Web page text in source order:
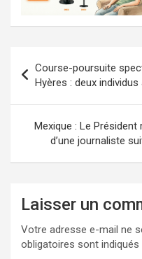
de
l’article
Course-poursuite
Hyères : deux
Mexique : Le
d’une journaliste
Laisser un
Votre adresse e-mail ne
obligatoires sont indiqués